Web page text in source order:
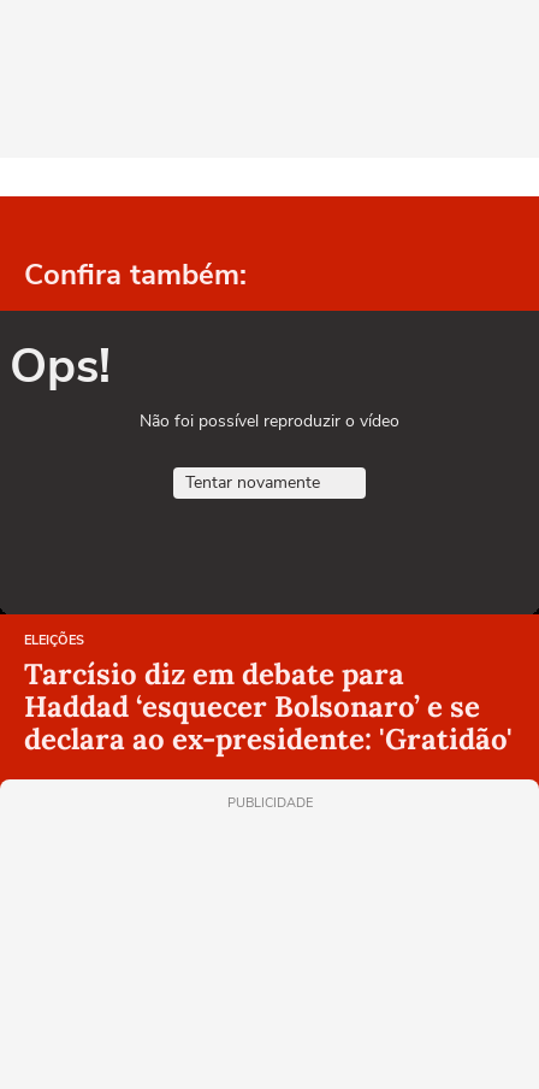
Confira também:
Ops!
Não foi possível reproduzir o vídeo
Tentar novamente
ELEIÇÕES
Tarcísio diz em debate para
Haddad ‘esquecer Bolsonaro’ e se
declara ao ex-presidente: 'Gratidão'
PUBLICIDADE